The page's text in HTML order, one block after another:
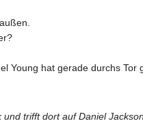
Young hat gerade durchs Tor
trifft dort auf Daniel